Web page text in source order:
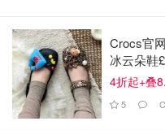
个校园都应该是安全和充
英国新闻
Crocs官
冰云朵鞋
4折起+叠
5